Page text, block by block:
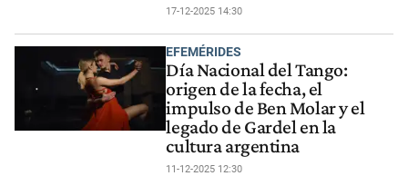
17-12-2025 14:30
EFEMÉRIDES
Día Nacional del Tango:
origen de la fecha, el
impulso de Ben Molar y el
legado de Gardel en la
cultura argentina
11-12-2025 12:30